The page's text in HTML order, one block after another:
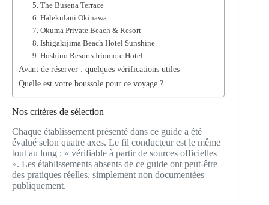
5. The Busena Terrace
6. Halekulani Okinawa
7. Okuma Private Beach & Resort
8. Ishigakijima Beach Hotel Sunshine
9. Hoshino Resorts Iriomote Hotel
Avant de réserver : quelques vérifications utiles
Quelle est votre boussole pour ce voyage ?
Nos critères de sélection
Chaque établissement présenté dans ce guide a été
évalué selon quatre axes. Le fil conducteur est le même
tout au long : « vérifiable à partir de sources officielles
». Les établissements absents de ce guide ont peut-être
des pratiques réelles, simplement non documentées
publiquement.